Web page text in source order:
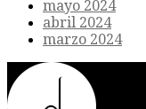
mayo 2024
abril 2024
marzo 2024